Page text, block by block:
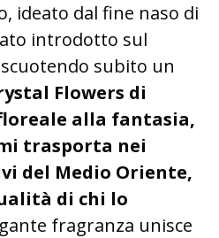
ideato dal fine naso di
introdotto sul
subito un
Flowers di
alla fantasia,
trasporta nei
del Medio Oriente,
di chi lo
fragranza unisce